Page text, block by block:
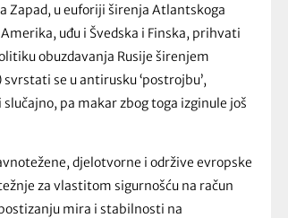
Zapad, u euforiji širenja Atlantskoga
uđu i Švedska i Finska, prihvati
obuzdavanja Rusije širenjem
se u antirusku ‘postrojbu’,
pa makar zbog toga izginule još
djelotvorne i održive evropske
za vlastitom sigurnošću na račun
mira i stabilnosti na